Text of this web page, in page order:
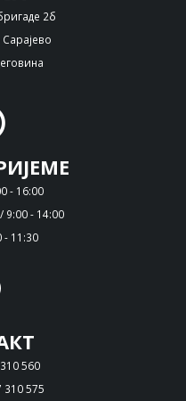
2б
- 16:00
9:00 - 14:00
- 11:30
560
310 575